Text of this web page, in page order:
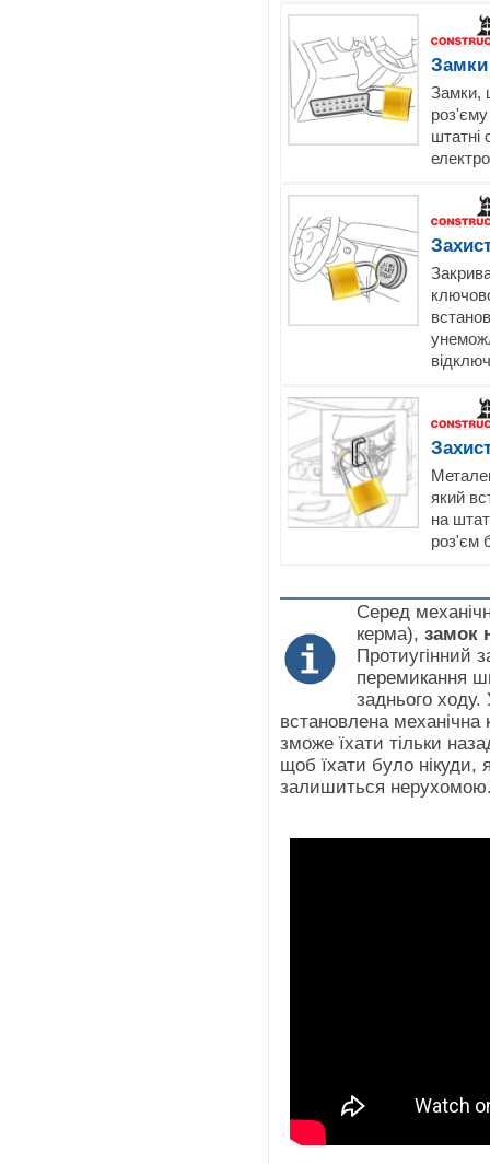
Замки
Замки,
штатні
який
на
роз'єм
Серед
керма), замок
Протиугінний
перемикання
заднього ходу.
встановлена
зможе їхати тільки
щоб їхати було
залишиться